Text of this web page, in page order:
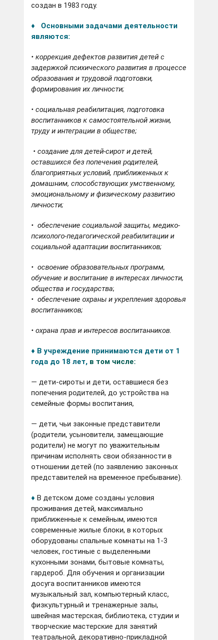
создан в 1983 году.
♦ Основными задачами деятельности
являются:
• коррекция дефектов развития детей с
задержкой психического развития в процессе
образования и трудовой подготовки,
формирования их личности;
• социальная реабилитация, подготовка
воспитанников к самостоятельной жизни,
труду и интеграции в обществе;
• создание для детей-сирот и детей,
оставшихся без попечения родителей,
благоприятных условий, приближенных к
домашним, способствующих умственному,
эмоциональному и физическому развитию
личности;
• обеспечение социальной защиты, медико-
психолого-педагогической реабилитации и
социальной адаптации воспитанников;
• освоение образовательных программ,
обучение и воспитание в интересах личности,
общества и государства;
• обеспечение охраны и укрепления здоровья
воспитанников;
• охрана прав и интересов воспитанников.
♦ В учреждение принимаются дети от 1
года до 18 лет, в том числе:
— дети-сироты и дети, оставшиеся без
попечения родителей, до устройства на
семейные формы воспитания,
— дети, чьи законные представители
(родители, усыновители, замещающие
родители) не могут по уважительным
причинам исполнять свои обязанности в
отношении детей (по заявлению законных
представителей на временное пребывание).
♦ В детском доме созданы условия
проживания детей, максимально
приближенные к семейным, имеются
современные жилые блоки, в которых
оборудованы спальные комнаты на 1-3
человек, гостиные с выделенными
кухонными зонами, бытовые комнаты,
гардероб. Для обучения и организации
досуга воспитанников имеются
музыкальный зал, компьютерный класс,
физкультурный и тренажерные залы,
швейная мастерская, библиотека, студии и
творческие мастерские для занятий
театральной, декоративно-прикладной